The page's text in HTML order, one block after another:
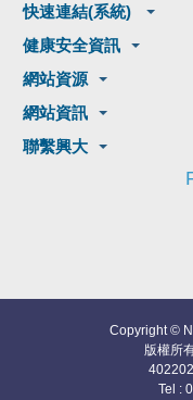
快速連結(系統)
健康安全資訊
網站資源
網站資訊
聯繫興大
Copyright ©
版權所
Tel :